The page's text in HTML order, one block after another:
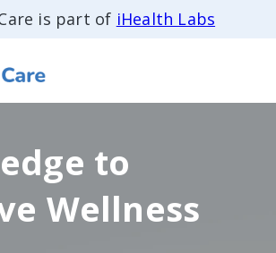
is part of iHealth Labs
to
Wellness